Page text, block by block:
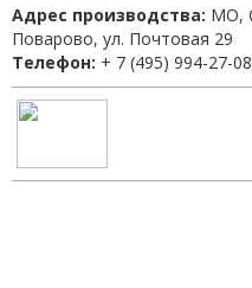
Адрес производства: МО,
Поварово, ул. Почтовая 29
Телефон: + 7 (495) 994-27-